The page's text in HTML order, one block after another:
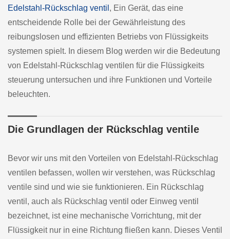
Edelstahl-Rückschlag ventil , Ein Gerät, das eine
entscheidende Rolle bei der Gewährleistung des
reibungslosen und effizienten Betriebs von Flüssigkeits
systemen spielt. In diesem Blog werden wir die Bedeutung
von Edelstahl-Rückschlag ventilen für die Flüssigkeits
steuerung untersuchen und ihre Funktionen und Vorteile
beleuchten.
Die Grundlagen der Rückschlag ventile
Bevor wir uns mit den Vorteilen von Edelstahl-Rückschlag
ventilen befassen, wollen wir verstehen, was Rückschlag
ventile sind und wie sie funktionieren. Ein Rückschlag
ventil, auch als Rückschlag ventil oder Einweg ventil
bezeichnet, ist eine mechanische Vorrichtung, mit der
Flüssigkeit nur in eine Richtung fließen kann. Dieses Ventil